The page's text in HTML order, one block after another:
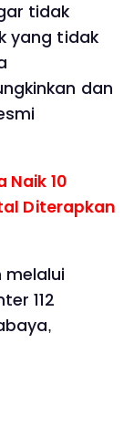
tidak
yang tidak
dan
Naik 10
Diterapkan
112